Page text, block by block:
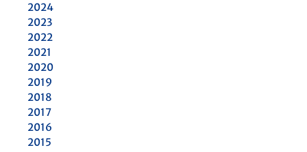
2024
2023
2022
2021
2020
2019
2018
2017
2016
2015